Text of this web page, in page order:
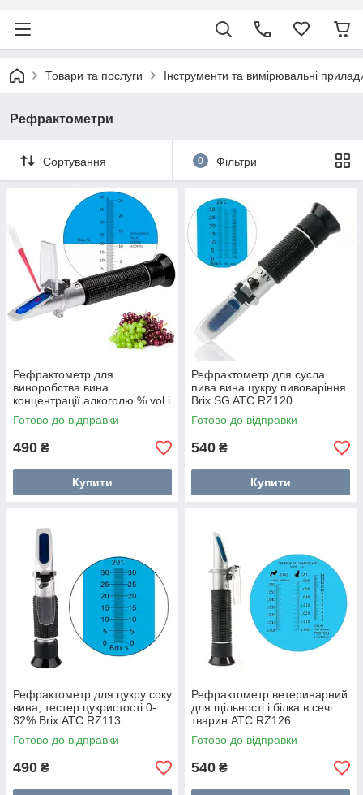
Товари та послуги Інструменти та вимірювальні
Рефрактометри
Сортування 0 Фільтри
Рефрактометр для
виноробства вина
концентрації алкоголю % vol і
Brix RZ121
Готово до відправки
490 ₴
Купити
Рефрактометр для сусла
пива вина цукру пивоваріння
Brix SG ATC RZ120
Готово до відправки
540 ₴
Купити
Рефрактометр для цукру соку
вина, тестер цукристості 0-
32% Brix АТС RZ113
Готово до відправки
490 ₴
Рефрактометр ветеринарний
для щільності і білка в сечі
тварин ATC RZ126
Готово до відправки
540 ₴